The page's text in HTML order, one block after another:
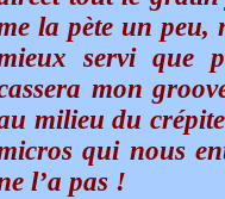
la pète un peu,
servi que
mon
milieu du
qui nous
l’a pas !